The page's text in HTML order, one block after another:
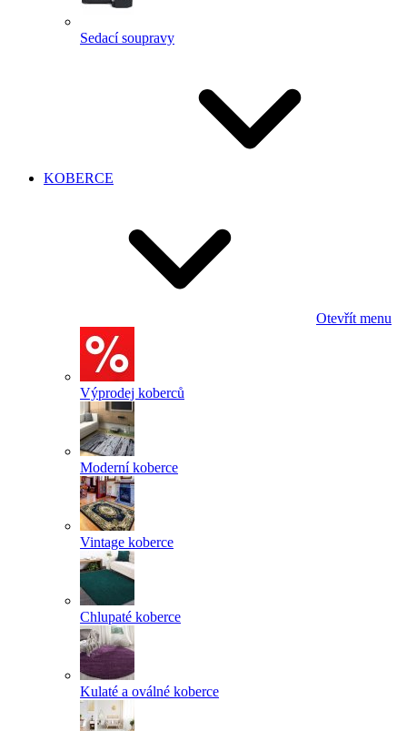
Sedací soupravy
KOBERCE
Otevřít menu
Výprodej koberců
Moderní koberce
Vintage koberce
Chlupaté koberce
Kulaté a oválné koberce